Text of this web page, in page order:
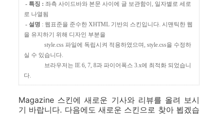
- 특징 : 좌측 사이드바와 본문 사이에 글 보관함이, 일자별로 세로
로 나열됨
- 설명 : 웹표준을 준수한 XHTML 기반의 스킨입니다. 시맨틱한 웹
을 유지하기 위해 디자인 부분을
style.css 파일에 독립시켜 적용하였으며, style.css을 수정하
실 수 있습니다.
브라우저는 IE 6, 7, 8과 파이어폭스 3.x에 최적화 되었습니
다.
Magazine 스킨에 새로운 기사와 리뷰를 올려 보시
기 바랍니다. 다음에도 새로운 스킨으로 찾아 뵙겠습